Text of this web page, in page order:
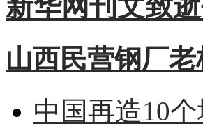
新华网刊文致
山西民营钢厂
中国再造10